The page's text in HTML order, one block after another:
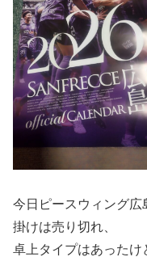
今日ピースウィング
掛けは売り切れ、
卓上タイプはあった